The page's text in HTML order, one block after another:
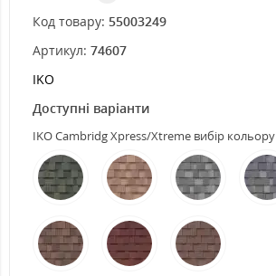
Код товару: 55003249
Артикул: 74607
IKO
Доступні варіанти
IKO Cambridg Xpress/Xtreme вибір кольору